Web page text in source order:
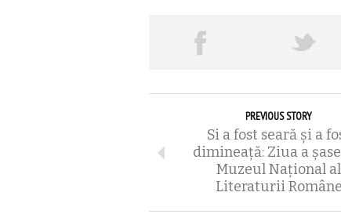
PREVIOUS STORY
Si a fost seară şi a
dimineaţă: Ziua a
Muzeul Național al
Literaturii Române